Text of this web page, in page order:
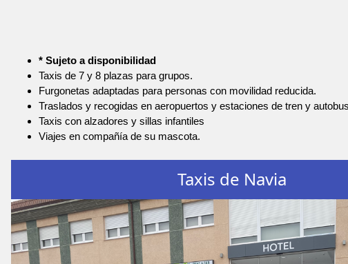
* Sujeto a disponibilidad
Taxis de 7 y 8 plazas para grupos.
Furgonetas adaptadas para personas con movilidad reducida.
Traslados y recogidas en aeropuertos y estaciones de tren y
Taxis con alzadores y sillas infantiles
Viajes en compañía de su mascota.
Taxis de Navia